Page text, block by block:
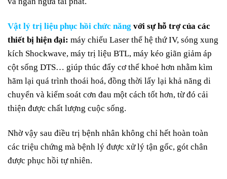
Vật lý trị liệu phục hồi chức năng với sự hỗ trợ của các
thiết bị hiện đại: máy chiếu Laser thế hệ thứ IV, sóng xung
kích Shockwave, máy trị liệu BTL, máy kéo giãn giảm áp
cột sống DTS… giúp thúc đẩy cơ thể khoẻ hơn nhằm kìm
hãm lại quá trình thoái hoá, đồng thời lấy lại khả năng di
chuyển và kiểm soát cơn đau một cách tốt hơn, từ đó cải
thiện được chất lượng cuộc sống.
Nhờ vậy sau điều trị bệnh nhân không chỉ hết hoàn toàn
các triệu chứng mà bệnh lý được xử lý tận gốc, gót chân
được phục hồi tự nhiên.